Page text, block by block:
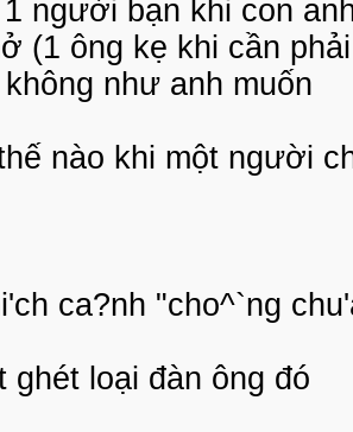
1 người bạn khi con
(1 ông kẹ khi cần
như anh muốn
nào khi một người
ca?nh "cho^`ng
ghét loại đàn ông đó